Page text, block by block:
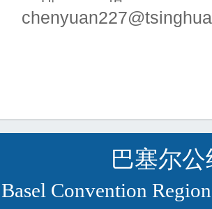
巴塞尔
Basel Convention